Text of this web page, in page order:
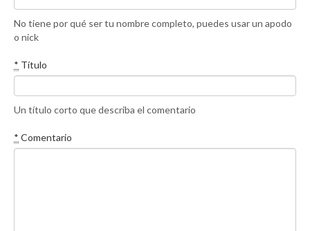
No tiene por qué ser tu nombre completo, puedes usar un apodo
o nick
* Título
Un título corto que describa el comentario
* Comentario